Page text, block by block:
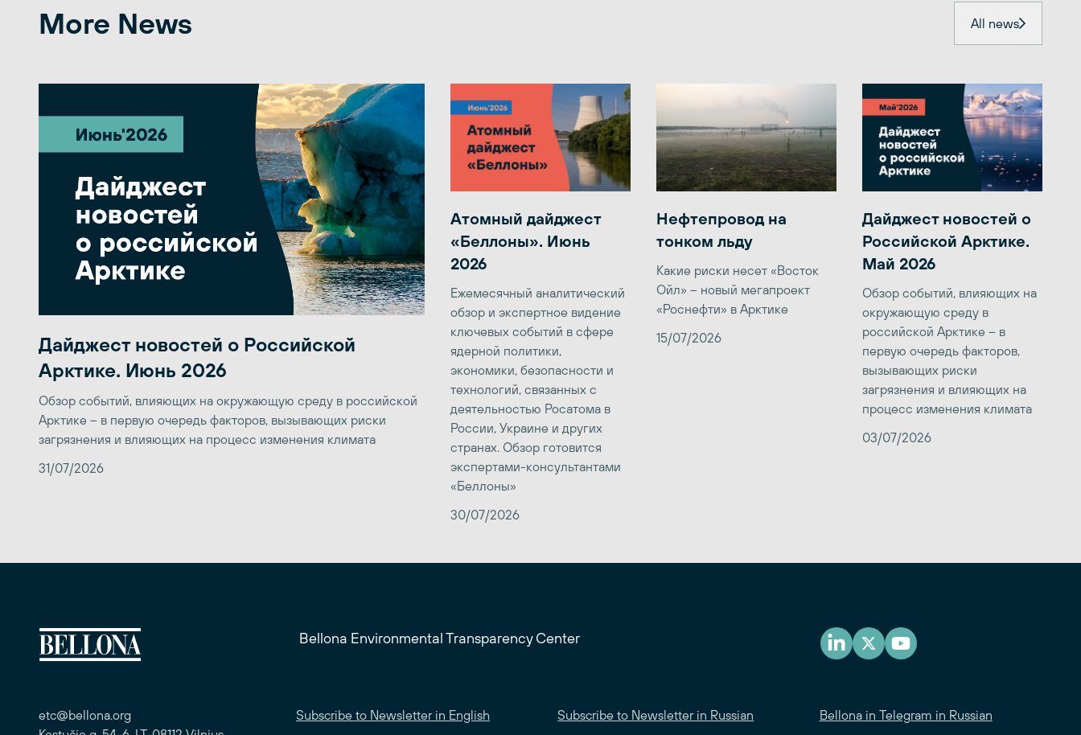
More News All news
Дайджест новостей о Российской
Арктике. Июнь 2026
Обзор событий, влияющих на окружающую среду в российской
Арктике – в первую очередь факторов, вызывающих риски
загрязнения и влияющих на процесс изменения климата
31/07/2026
Атомный дайджест
«Беллоны». Июнь
2026
Ежемесячный аналитический
обзор и экспертное видение
ключевых событий в сфере
ядерной политики,
экономики, безопасности и
технологий, связанных с
деятельностью Росатома в
России, Украине и других
странах. Обзор готовится
экспертами-консультантами
«Беллоны»
30/07/2026
Нефтепровод на
тонком льду
Какие риски несет «Восток
Ойл» – новый мегапроект
«Роснефти» в Арктике
15/07/2026
Дайджест новостей о
Российской Арктике.
Май 2026
Обзор событий, влияющих на
окружающую среду в
российской Арктике – в
первую очередь факторов,
вызывающих риски
загрязнения и влияющих на
процесс изменения климата
03/07/2026
Bellona Environmental Transparency Center
etc@bellona.org
Subscribe to Newsletter in English Subscribe to Newsletter in Russian Bellona in Telegram in Russian